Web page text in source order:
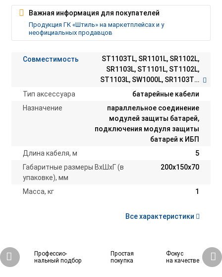
Совместимость
ST1103TL, SR1101L, SR1102L,
SR1103L, ST1101L, ST1102L,
ST1103L, SW1000L, SR1103TL,
SW500L
Тип аксессуара
батарейные кабели
Назначение
параллельное соединение
модулей защиты батарей,
подключения модуля защиты
батарей к ИБП
Длина кабеля, м
5
Габаритные размеры ВхШхГ (в
упаковке), мм
200х150х70
Масса, кг 1
Все характеристики
Важная информация для покупателей
Продукция ГК «Штиль» на маркетплейсах и у
неофициальных продавцов
Профессио-
нальный подбор
Простая
покупка
Фокус
на качестве